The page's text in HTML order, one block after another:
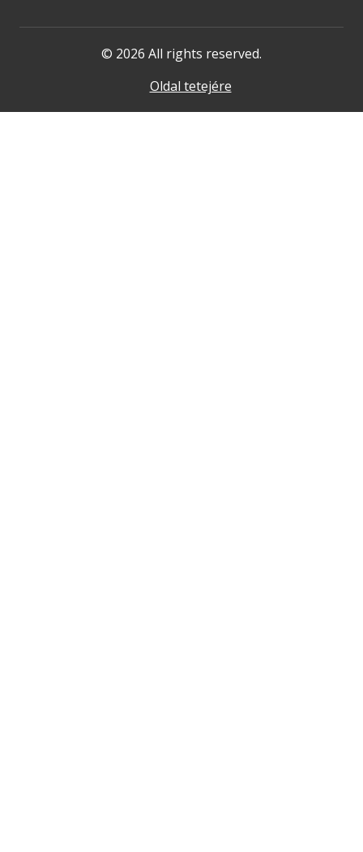
© 2026 All rights reserved.
Oldal tetejére